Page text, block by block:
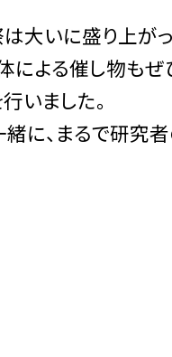
大いに盛り上がっ
よる催し物もぜ
いました。
に、まるで研究者